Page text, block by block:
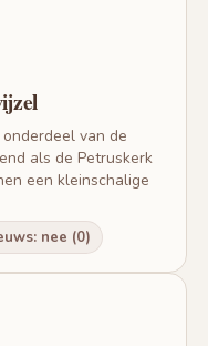
van de
als de Petruskerk
een kleinschalige
nee (0)